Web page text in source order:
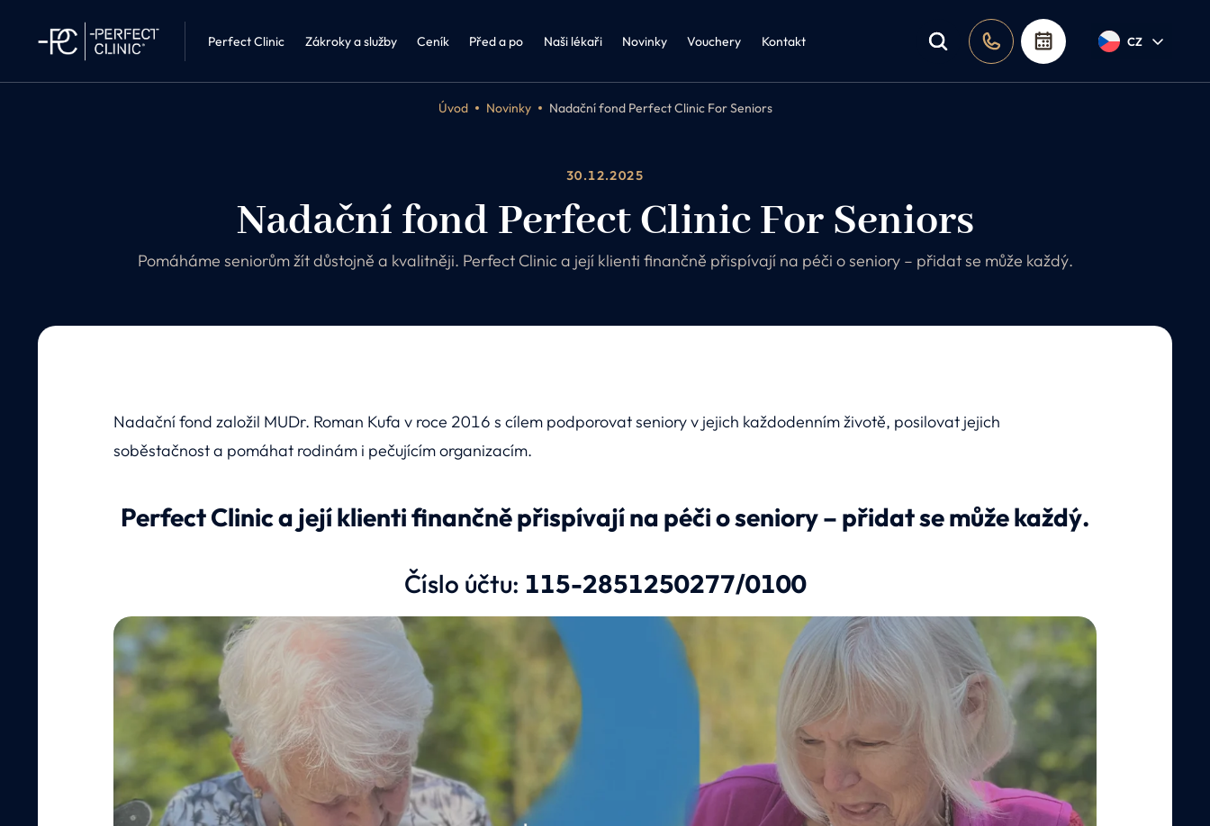
Perfect Clinic
Perfect Clinic Liberec
Zákroky a služby
Kosmetika Biologique Recherche
CeníkKosmetika Biologique Recherche
Před a po Naši lékaři Novinky Vouchery Kontakt
FAQ a poradna CZ
Úvod Novinky Nadační fond Perfect Clinic For Seniors
30.12.2025
Nadační fond Perfect Clinic For Seniors
Pomáháme seniorům žít důstojně a kvalitněji. Perfect Clinic a její klienti finančně přispívají na péči o seniory – přidat se může každý.
Nadační fond založil MUDr. Roman Kufa v roce 2016 s cílem podporovat seniory v jejich každodenním životě, posilovat jejich
soběstačnost a pomáhat rodinám i pečujícím organizacím.
Perfect Clinic a její klienti finančně přispívají na péči o seniory – přidat se může každý.
Číslo účtu: 115-2851250277/0100